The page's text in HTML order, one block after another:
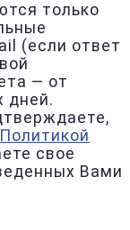
только
(если ответ
— от
дней.
Политикой
свое
Вами